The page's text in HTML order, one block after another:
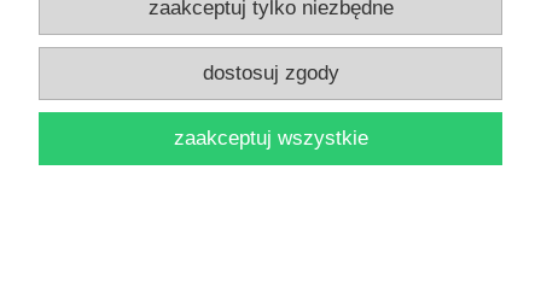
do koszyka
zaakceptuj tylko niezbędne
dostosuj zgody
zaakceptuj wszystkie